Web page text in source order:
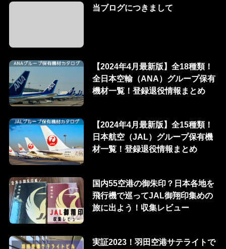
当ブログにつきまして
【2024年4月最新版】全18種類！
全日本空輸（ANA）グループ保有
機材一覧！登録退役情報まとめ
【2024年4月最新版】全15種類！
日本航空（JAL）グループ保有機
材一覧！登録退役情報まとめ
国内55空港の御朱印？日本各地を
飛行機で巡ってJAL御翔印集めの
旅に出よう！収集レビュー
実証2023！羽田空港サテライトで